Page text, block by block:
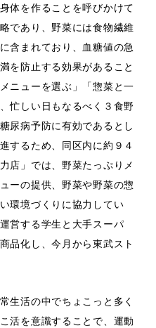
体を作ることを呼びかけて
であり、野菜には食物繊維
含まれており、血糖値の急
を防止する効果があること
ニューを選ぶ」「惣菜と一
忙しい日もなるべく３食野
尿病予防に有効であるとし
するため、同区内に約９４
店」では、野菜たっぷりメ
ーの提供、野菜や野菜の惣
環境づくりに協力してい
営する学生と大手スーパ
品化し、今月から東武スト
生活の中でちょこっと多く
活を意識することで、運動